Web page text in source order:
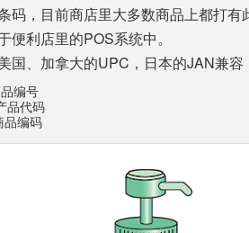
码，目前商店里大多数商品上都打有
便利店里的POS系统中。
国、加拿大的UPC，日本的JAN兼容
编号
品代码
品编码